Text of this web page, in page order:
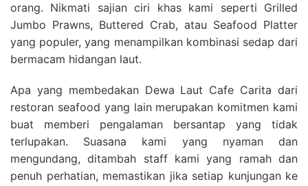
orang. Nikmati sajian ciri khas kami seperti Grilled
Jumbo Prawns, Buttered Crab, atau Seafood Platter
yang populer, yang menampilkan kombinasi sedap dari
bermacam hidangan laut.
Apa yang membedakan Dewa Laut Cafe Carita dari
restoran seafood yang lain merupakan komitmen kami
buat memberi pengalaman bersantap yang tidak
terlupakan. Suasana kami yang nyaman dan
mengundang, ditambah staff kami yang ramah dan
penuh perhatian, memastikan jika setiap kunjungan ke